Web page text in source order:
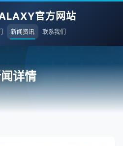
官方网站
新闻资讯 联系我们
详情